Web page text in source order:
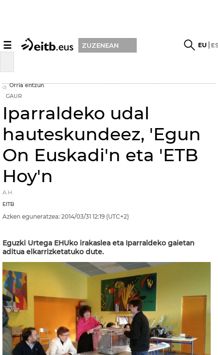
☰ ZUZENEAN EU
Orria entzun
GAUR
Iparraldeko udal
hauteskundeez, 'Egun
On Euskadi'n eta 'ETB
Hoy'n
A.H.
EITB
Azken eguneratzea: 2014/03/31 12:19 (UTC+2)
Eguzki Urtega EHUko irakaslea eta Iparraldeko gaietan
aditua elkarrizketatuko dute.